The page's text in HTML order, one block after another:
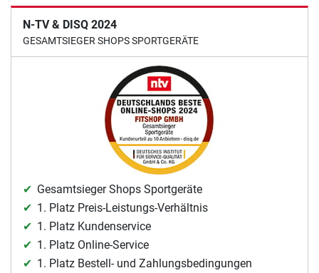
N-TV & DISQ 2024
GESAMTSIEGER SHOPS SPORTGERÄTE
Gesamtsieger Shops Sportgeräte
1. Platz Preis-Leistungs-Verhältnis
1. Platz Kundenservice
1. Platz Online-Service
1. Platz Bestell- und Zahlungsbedingungen